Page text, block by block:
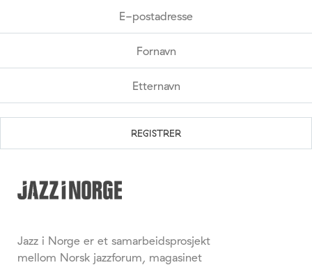
Jazz i Norge er et samarbeidsprosjekt
mellom Norsk jazzforum, magasinet